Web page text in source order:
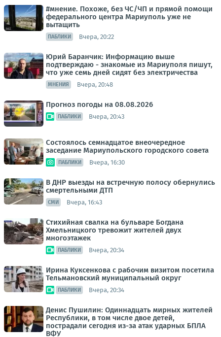
#мнение. Похоже, без ЧС/ЧП и прямой помощи
федерального центра Мариуполь уже не
вытащить
ПАБЛИКИ Вчера, 20:22
Юрий Баранчик: Информацию выше
подтверждаю - знакомые из Мариуполя пишут,
что уже семь дней сидят без электричества
МНЕНИЯ Вчера, 20:48
Прогноз погоды на 08.08.2026
ПАБЛИКИ Вчера, 20:43
Состоялось семнадцатое внеочередное
заседание Мариупольского городского совета
ПАБЛИКИ Вчера, 16:30
В ДНР выезды на встречную полосу обернулись
смертельными ДТП
СМИ Вчера, 16:43
Стихийная свалка на бульваре Богдана
Хмельницкого тревожит жителей двух
многоэтажек
ПАБЛИКИ Вчера, 20:34
Ирина Куксенкова с рабочим визитом посетила
Тельмановский муниципальный округ
ПАБЛИКИ Вчера, 20:34
Денис Пушилин: Одиннадцать мирных жителей
Республики, в том числе двое детей,
пострадали сегодня из-за атак ударных БПЛА
ВФУ